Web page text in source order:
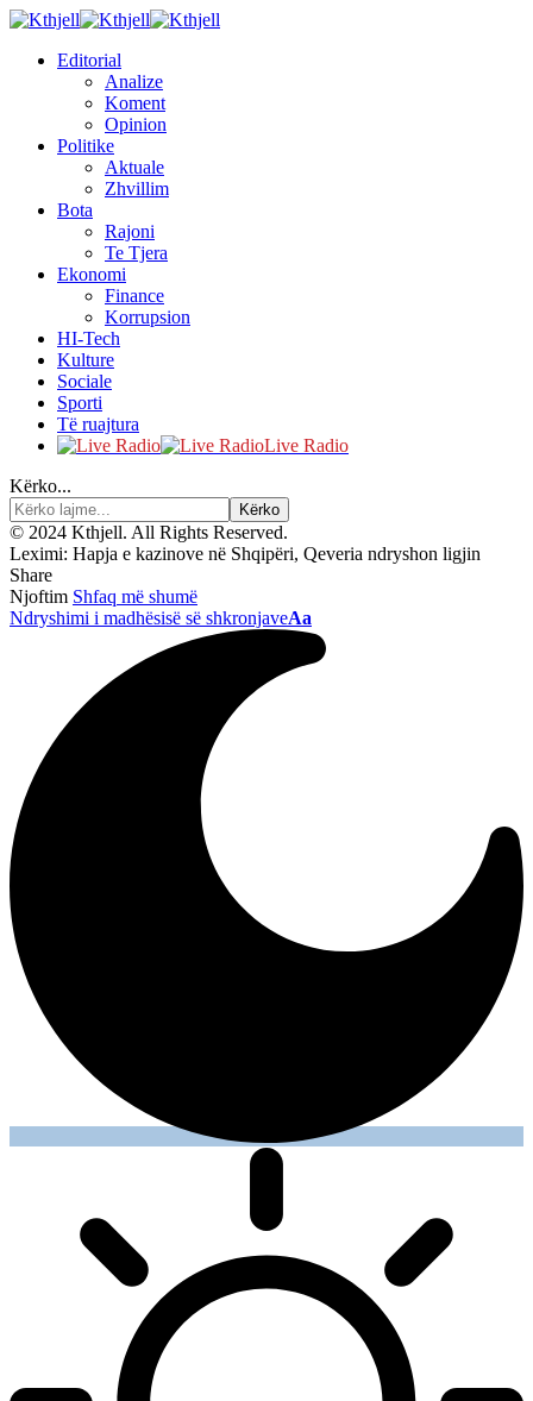
Editorial
Analize
Koment
Opinion
Politike
Aktuale
Zhvillim
Bota
Rajoni
Te Tjera
Ekonomi
Finance
Korrupsion
HI-Tech
Kulture
Sociale
Sporti
Të ruajtura
Live Radio
Kërko...
© 2024 Kthjell. All Rights Reserved.
Leximi: Hapja e kazinove në Shqipëri, Qeveria ndryshon ligjin
Share
Njoftim Shfaq më shumë
Ndryshimi i madhësisë së shkronjaveAa